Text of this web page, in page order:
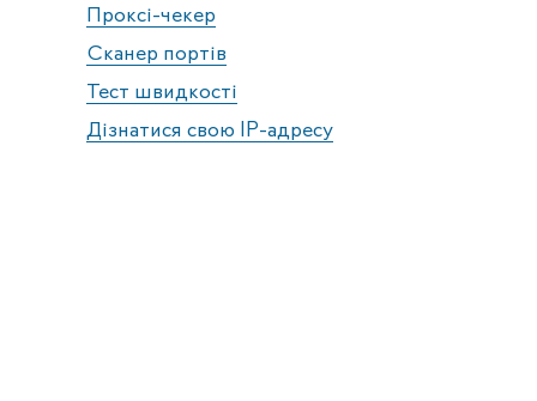
Проксі-чекер
Сканер портів
Тест швидкості
Дізнатися свою IP-адресу